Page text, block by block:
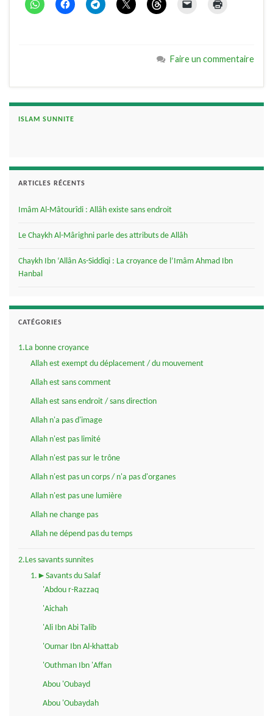
Faire un commentaire
ISLAM SUNNITE
ARTICLES RÉCENTS
Imâm Al-Mâtourîdi : Allâh existe sans endroit
Le Chaykh Al-Mârighni parle des attributs de Allâh
Chaykh Ibn ‘Allân As-Siddîqi : La croyance de l’Imâm Ahmad Ibn
Hanbal
CATÉGORIES
1.La bonne croyance
Allah est exempt du déplacement / du mouvement
Allah est sans comment
Allah est sans endroit / sans direction
Allah n'a pas d'image
Allah n'est pas limité
Allah n'est pas sur le trône
Allah n'est pas un corps / n'a pas d'organes
Allah n'est pas une lumière
Allah ne change pas
Allah ne dépend pas du temps
2.Les savants sunnites
1.►Savants du Salaf
'Abdou r-Razzaq
'Aichah
'Ali Ibn Abi Talib
'Oumar Ibn Al-khattab
'Outhman Ibn 'Affan
Abou 'Oubayd
Abou 'Oubaydah